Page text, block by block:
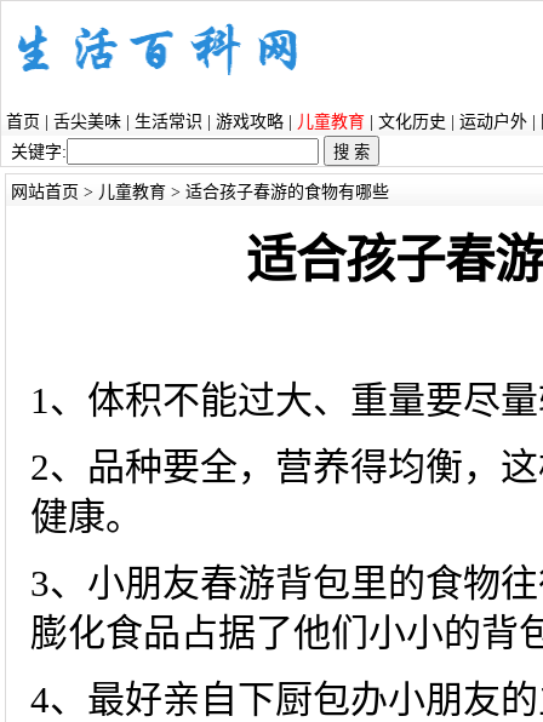
首页 舌尖美味 生活常识 游戏攻略 儿童教育 文化历史 运动户外
关键字:
网站首页 > 儿童教育> 适合孩子春游的食物有哪些
适合孩子春
1、体积不能过大、重量要尽
2、品种要全，营养得均衡，
健康。
3、小朋友春游背包里的食物
膨化食品占据了他们小小的背
4、最好亲自下厨包办小朋友